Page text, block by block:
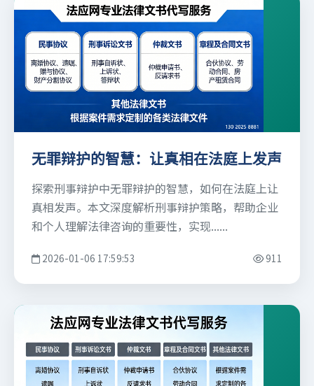
无罪辩护的智慧：让真相在法庭上发声
探索刑事辩护中无罪辩护的智慧，如何在法庭上让
真相发声。本文深度解析刑事辩护策略，帮助企业
和个人理解法律咨询的重要性，实现......
2026-01-06 17:59:53 911